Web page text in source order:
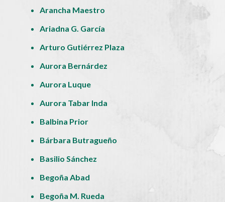
Arancha Maestro
Ariadna G. García
Arturo Gutiérrez Plaza
Aurora Bernárdez
Aurora Luque
Aurora Tabar Inda
Balbina Prior
Bárbara Butragueño
Basilio Sánchez
Begoña Abad
Begoña M. Rueda